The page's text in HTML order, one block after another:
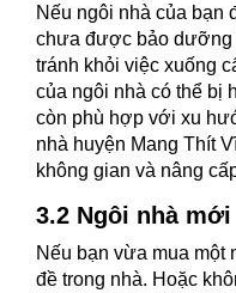
Nếu ngôi nhà của bạn
chưa được bảo dưỡng
tránh khỏi việc xuống
của ngôi nhà có thể bị
còn phù hợp với xu
nhà huyện Mang Thít
không gian và nâng
3.2 Ngôi nhà
Nếu bạn vừa mua một
đề trong nhà. Hoặc